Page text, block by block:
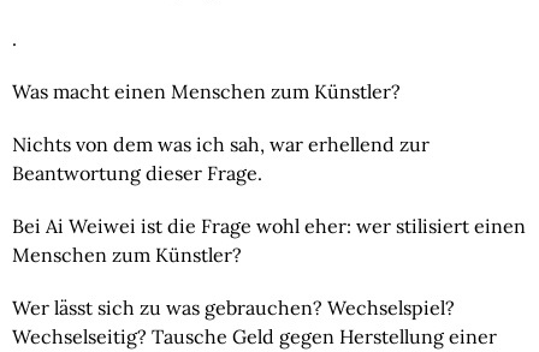
.
Was macht einen Menschen zum Künstler?
Nichts von dem was ich sah, war erhellend zur
Beantwortung dieser Frage.
Bei Ai Weiwei ist die Frage wohl eher: wer stilisiert einen
Menschen zum Künstler?
Wer lässt sich zu was gebrauchen? Wechselspiel?
Wechselseitig? Tausche Geld gegen Herstellung einer